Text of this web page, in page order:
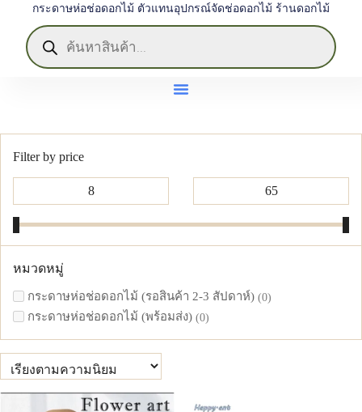
กระดาษห่อช่อดอกไม้ ตัวแทนอุปกรณ์จัดช่อดอกไม้ ร้านดอกไม้
Filter by price
หมวดหมู่
กระดาษห่อช่อดอกไม้ (รอสินค้า 2-3 สัปดาห์) 0
กระดาษห่อช่อดอกไม้ (พร้อมส่ง) 0